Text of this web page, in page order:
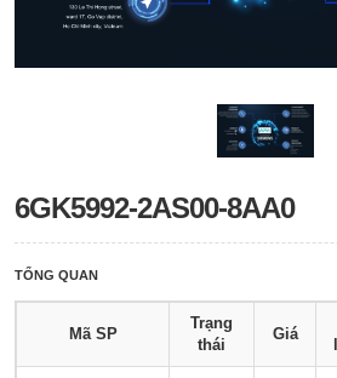
6GK5992-2AS00-8AA0
TỔNG QUAN
Mã SP
Trạng
thái
Giá